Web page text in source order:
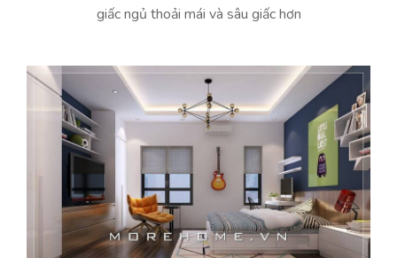
giấc ngủ thoải mái và sâu giấc hơn